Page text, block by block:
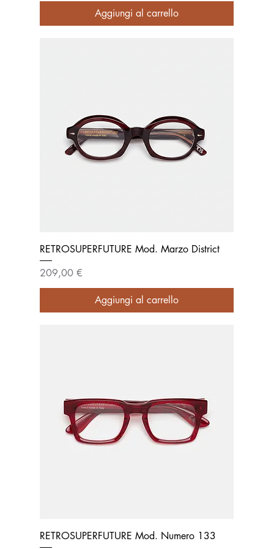
Aggiungi al carrello
RETROSUPERFUTURE Mod. Marzo District
Prezzo
209,00 €
Aggiungi al carrello
RETROSUPERFUTURE Mod. Numero 133